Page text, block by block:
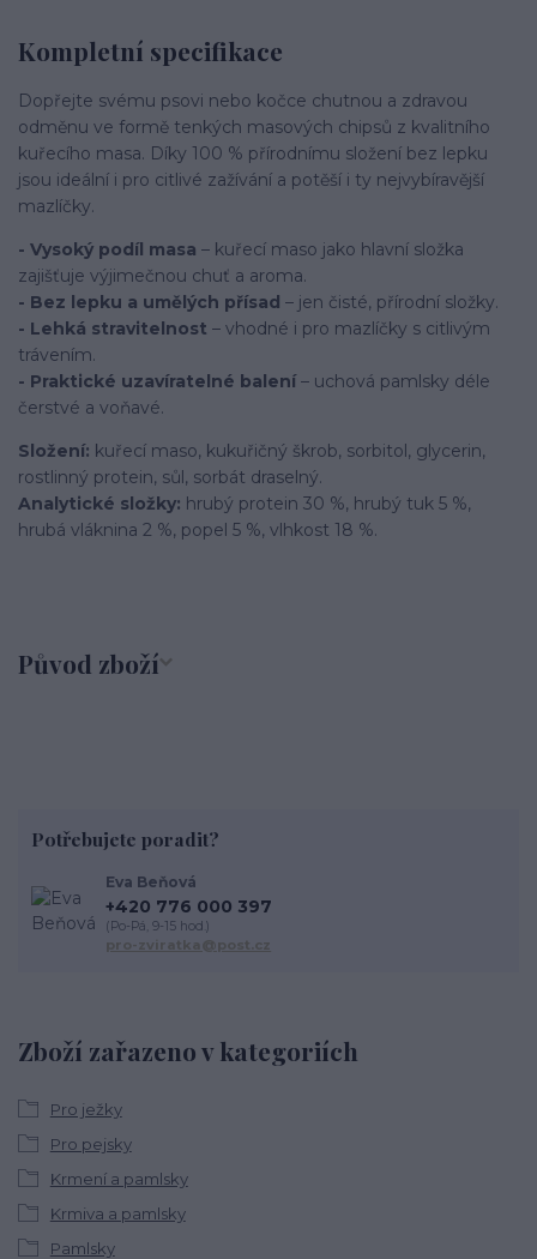
Kompletní specifikace
Dopřejte svému psovi nebo kočce chutnou a zdravou
odměnu ve formě tenkých masových chipsů z kvalitního
kuřecího masa. Díky 100 % přírodnímu složení bez lepku
jsou ideální i pro citlivé zažívání a potěší i ty nejvybíravější
mazlíčky.
- Vysoký podíl masa – kuřecí maso jako hlavní složka
zajišťuje výjimečnou chuť a aroma.
- Bez lepku a umělých přísad – jen čisté, přírodní složky.
- Lehká stravitelnost – vhodné i pro mazlíčky s citlivým
trávením.
- Praktické uzavíratelné balení– uchová pamlsky déle
čerstvé a voňavé.
Složení: kuřecí maso, kukuřičný škrob, sorbitol, glycerin,
rostlinný protein, sůl, sorbát draselný.
Analytické složky: hrubý protein 30 %, hrubý tuk 5 %,
hrubá vláknina 2 %, popel 5 %, vlhkost 18 %.
Původ zboží
Zboží zařazeno v kategoriích
Pro ježky
Pro pejsky
Krmení a pamlsky
Krmiva a pamlsky
Pamlsky
Potřebujete poradit?
Eva Beňová
+420 776 000 397
(Po-Pá, 9-15 hod.)
pro-zviratka@post.cz